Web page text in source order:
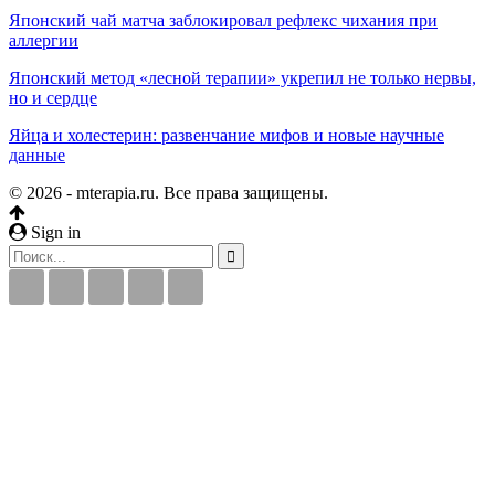
Японский чай матча заблокировал рефлекс чихания при
аллергии
Японский метод «лесной терапии» укрепил не только нервы,
но и сердце
Яйца и холестерин: развенчание мифов и новые научные
данные
© 2026 - mterapia.ru. Все права защищены.
Sign in